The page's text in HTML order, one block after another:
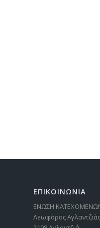
ΕΠΙΚΟΙΝΩΝΙΑ
ΕΝΩΣΗ
Λεωφόρος